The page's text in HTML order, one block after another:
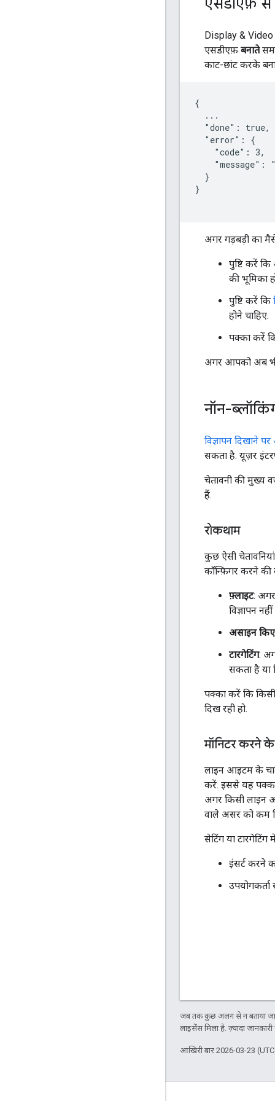
Display &
एसडीएफ़ बनाते
काट-छांट करके
{
  ...
  "done": true,
  "error": {
    "code": 3,
"message":
  }
}
अगर गड़बड़ी का
पुष्टि करें
की भूमिका
पुष्टि करें कि
होने चाहिए.
पक्का करें
अगर आपको अब भी
नॉन-
विज्ञापन दिखाने
सकता है. यूज़र
चेतावनी की मुख्य
हैं.
रोकथाम
कुछ ऐसी
कॉन्फ़िगर करने
फ़्लाइट:
विज्ञापन
असाइन किए
टारगेटिंग:
सकता है या
पक्का करें कि
दिख रही हो.
मॉनिटर करने
लाइन आइटम के
करें. इससे यह
अगर किसी लाइन
वाले असर को कम
सेटिंग या
इंसर्ट करने
जब तक कुछ अलग से न बताया
लाइसेंस मिला है. ज़्यादा
आखिरी बार 2026-03-23